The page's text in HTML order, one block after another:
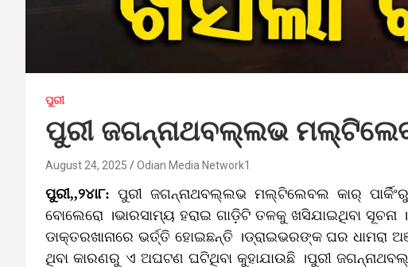
ପୁରୀ
ପୁରୀ ଜଗନ୍ନାଥବଲ୍ଲଭ
August 24, 2025 Odian Media Network1
ପୁରୀ,,୨୪ା୮: ପୁରୀ ଜଗନ୍ନାଥବଲ୍ଲଭ ମଲ୍ଟିଲେବଲ କାର୍
ବୋଲେରୋ ।ଭାରସାମ୍ୟ ହରାଇ ଗାଡ଼ିଟି ତଳକୁ ଖସିଯାଇଥିବା
ଡାକ୍ତରଖାନାରେ ଭର୍ତ୍ତି ହୋଇଛନ୍ତି ।ଡ୍ରାଇଭରଙ୍କ ଘର ଧାମରା
ଥିବା କାରଣରୁ ଏ ଅଘଟଣ ଘଟିଥିବା କୁହାଯାଉଛି ।ପୁରୀ